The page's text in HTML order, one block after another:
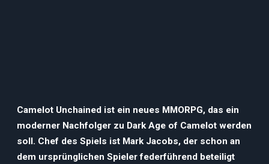
Camelot Unchained ist ein neues MMORPG, das ein
moderner Nachfolger zu Dark Age of Camelot werden
soll. Chef des Spiels ist Mark Jacobs, der schon an
dem ursprünglichen Spieler federführend beteiligt